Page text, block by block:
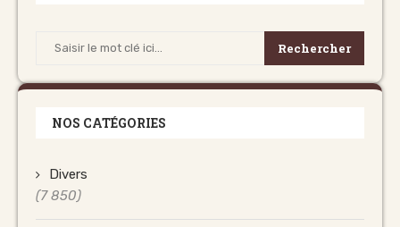
Rechercher
NOS CATÉGORIES
Divers
(7 850)